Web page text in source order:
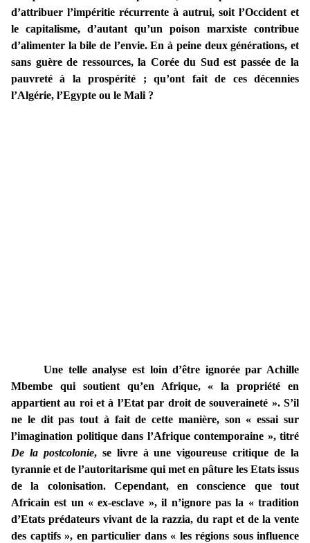
d’attribuer l’impéritie récurrente à autrui, soit l’Occident et
le capitalisme, d’autant qu’un poison marxiste contribue
d’alimenter la bile de l’envie. En à peine deux générations, et
sans guère de ressources, la Corée du Sud est passée de la
pauvreté à la prospérité ; qu’ont fait de ces décennies
l’Algérie, l’Egypte ou le Mali ?
Une telle analyse est loin d’être ignorée par Achille
Mbembe qui soutient qu’en Afrique, « la propriété en
appartient au roi et à l’Etat par droit de souveraineté ». S’il
ne le dit pas tout à fait de cette manière, son « essai sur
l’imagination politique dans l’Afrique contemporaine », titré
De la postcolonie, se livre à une vigoureuse critique de la
tyrannie et de l’autoritarisme qui met en pâture les Etats issus
de la colonisation. Cependant, en conscience que tout
Africain est un « ex-esclave », il n’ignore pas la « tradition
d’Etats prédateurs vivant de la razzia, du rapt et de la vente
des captifs », en particulier dans « les régions sous influence